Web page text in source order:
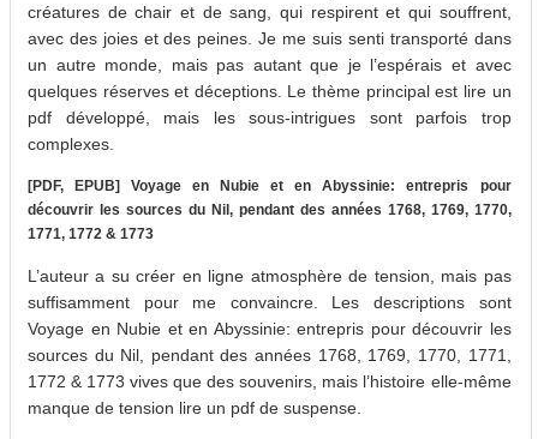
créatures de chair et de sang, qui respirent et qui souffrent,
avec des joies et des peines. Je me suis senti transporté dans
un autre monde, mais pas autant que je l’espérais et avec
quelques réserves et déceptions. Le thème principal est lire un
pdf développé, mais les sous-intrigues sont parfois trop
complexes.
[PDF, EPUB] Voyage en Nubie et en Abyssinie: entrepris pour
découvrir les sources du Nil, pendant des années 1768, 1769, 1770,
1771, 1772 & 1773
L’auteur a su créer en ligne atmosphère de tension, mais pas
suffisamment pour me convaincre. Les descriptions sont
Voyage en Nubie et en Abyssinie: entrepris pour découvrir les
sources du Nil, pendant des années 1768, 1769, 1770, 1771,
1772 & 1773 vives que des souvenirs, mais l’histoire elle-même
manque de tension lire un pdf de suspense.